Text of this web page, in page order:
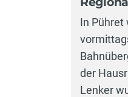
In Pühret
der
Lenker